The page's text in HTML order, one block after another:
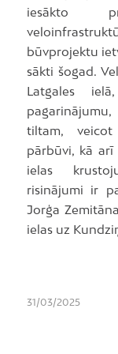
iesākto
būvprojektu
sākti šogad.
Latgales
tiltam, veicot
pārbūvi, kā arī
ielas
risinājumi ir
Jorģa
ielas uz
31/03/2025